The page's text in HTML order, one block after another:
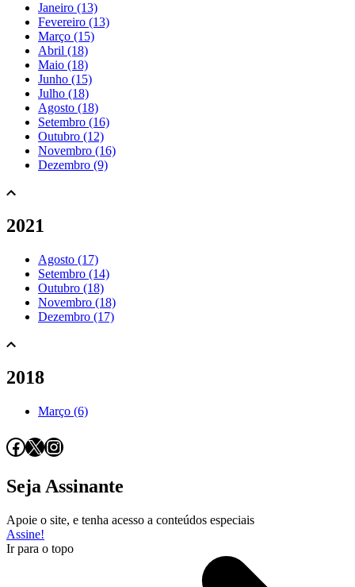
Janeiro (13)
Fevereiro (13)
Março (15)
Abril (18)
Maio (18)
Junho (15)
Julho (18)
Agosto (18)
Setembro (16)
Outubro (12)
Novembro (16)
Dezembro (9)
2021
Agosto (17)
Setembro (14)
Outubro (18)
Novembro (18)
Dezembro (17)
2018
Março (6)
Facebook
X Instagram
Seja Assinante
Apoie o site, e tenha acesso a conteúdos especiais
Assine!
Ir para o topo